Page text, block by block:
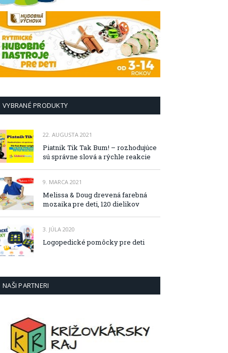
VYBRANÉ PRODUKTY
22. AUGUSTA 2021
Piatnik Tik Tak Bum! – rozhodujúce
sú správne slová a rýchle reakcie
9. MARCA 2021
Melissa & Doug drevená farebná
mozaika pre deti, 120 dielikov
3. JÚLA 2020
Logopedické pomôcky pre deti
NAŠI PARTNERI